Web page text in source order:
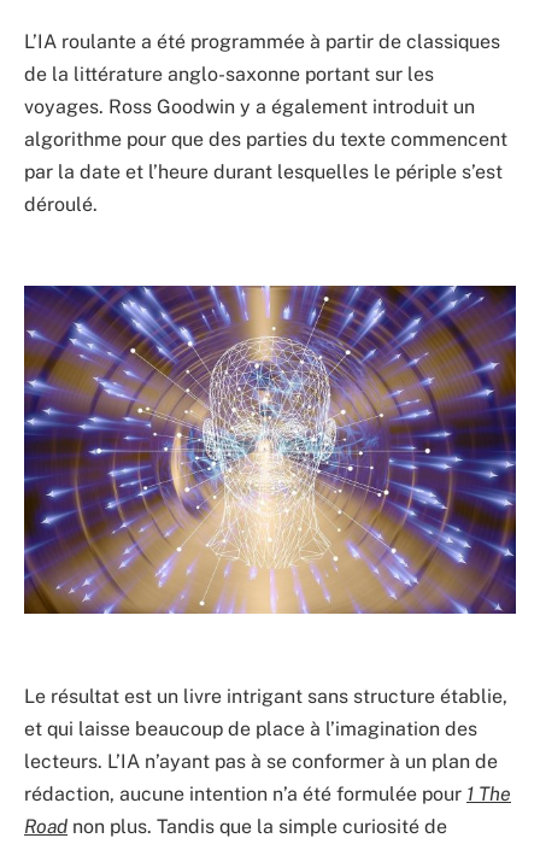
L’IA roulante a été programmée à partir de classiques
de la littérature anglo-saxonne portant sur les
voyages. Ross Goodwin y a également introduit un
algorithme pour que des parties du texte commencent
par la date et l’heure durant lesquelles le périple s’est
déroulé.
Le résultat est un livre intrigant sans structure établie,
et qui laisse beaucoup de place à l’imagination des
lecteurs. L’IA n’ayant pas à se conformer à un plan de
rédaction, aucune intention n’a été formulée pour 1 The
Road non plus. Tandis que la simple curiosité de